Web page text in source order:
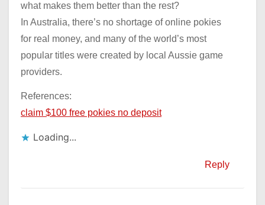
what makes them better than the rest?
In Australia, there’s no shortage of online pokies
for real money, and many of the world’s most
popular titles were created by local Aussie game
providers.
References:
claim $100 free pokies no deposit
Loading...
Reply